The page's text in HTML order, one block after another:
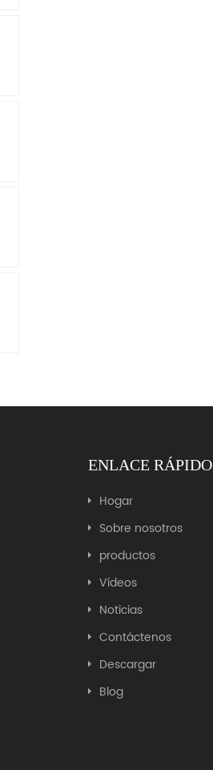
ENLACE RÁPIDO
Hogar
Sobre nosotros
productos
Vídeos
Noticias
Contáctenos
Descargar
Blog